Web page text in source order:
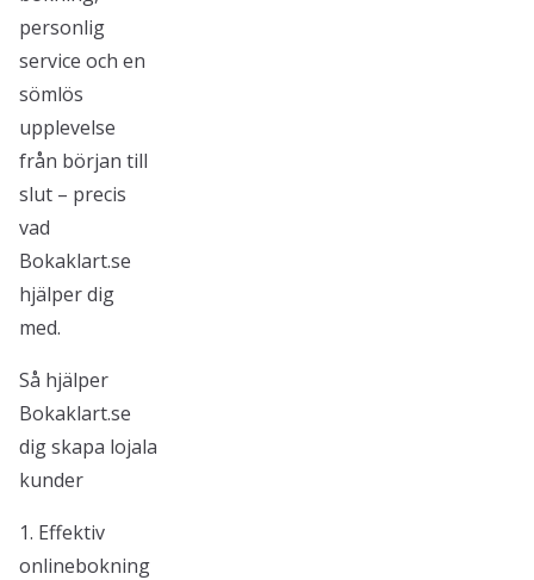
personlig
service och en
sömlös
upplevelse
från början till
slut – precis
vad
Bokaklart.se
hjälper dig
med.
Så hjälper
Bokaklart.se
dig skapa lojala
kunder
1. Effektiv
onlinebokning